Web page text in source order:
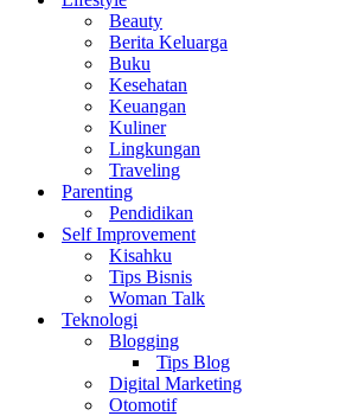
Beauty
Berita Keluarga
Buku
Kesehatan
Keuangan
Kuliner
Lingkungan
Traveling
Parenting
Pendidikan
Self Improvement
Kisahku
Tips Bisnis
Woman Talk
Teknologi
Blogging
Tips Blog
Digital Marketing
Otomotif